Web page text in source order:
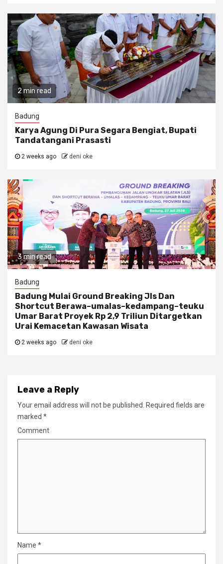
2 min read
Badung
Karya Agung Di Pura Segara Bengiat, Bupati
Tandatangani Prasasti
2 weeks ago deni oke
3 min read
Badung
Badung Mulai Ground Breaking Jls Dan
Shortcut Berawa–umalas–kedampang–teuku
Umar Barat Proyek Rp 2,9 Triliun Ditargetkan
Urai Kemacetan Kawasan Wisata
2 weeks ago deni oke
Leave a Reply
Your email address will not be published.
Required fields are
marked *
Comment
Name *